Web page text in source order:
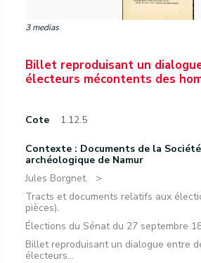
3 medias
Billet reproduisant un
électeurs mécontents des
Cote 1.12.5
Contexte : Documents de la Société
archéologique de Namur
Jules Borgnet.
Tracts et documents relatifs aux
pièces).
Élections du Sénat du 27 septembre
Billet reproduisant un dialogue entre
électeurs...